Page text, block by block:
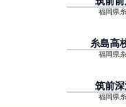
福岡県
糸島高
福岡県
筑前
福岡県